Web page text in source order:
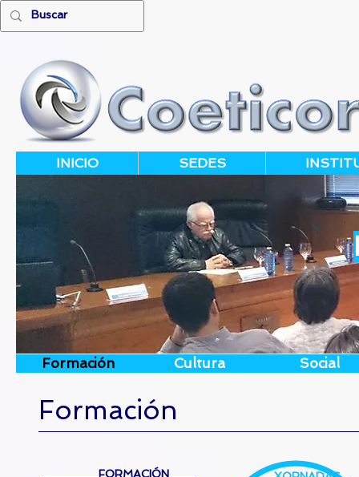
INICIO SEDES
Formación Cultura Social
Formación
FORMACIÓN